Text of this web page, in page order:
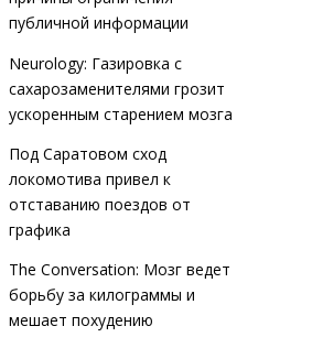
публичной информации
Neurology: Газировка с
сахарозаменителями грозит
ускоренным старением мозга
Под Саратовом сход
локомотива привел к
отставанию поездов от
графика
The Conversation: Мозг ведет
борьбу за килограммы и
мешает похудению